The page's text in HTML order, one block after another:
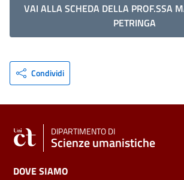
VAI ALLA SCHEDA DELLA PROF.SSA
PETRINGA
Condividi
DIPARTIMENTO DI
Scienze umanistiche
DOVE SIAMO